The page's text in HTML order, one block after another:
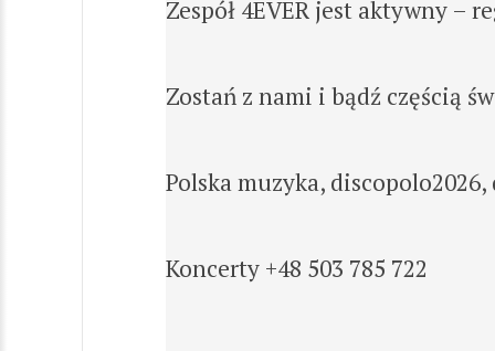
Zespół 4EVER jest aktywny –
Zostań z nami i bądź częścią
Polska muzyka,
Koncerty +48 503 785 722